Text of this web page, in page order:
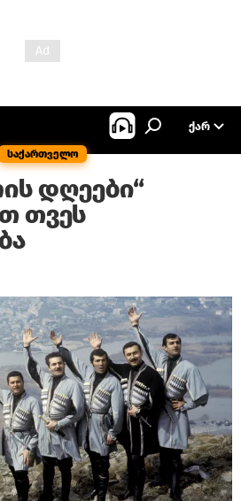
საქართველო
ᲥᲐᲠ
დღეები“
თვეს